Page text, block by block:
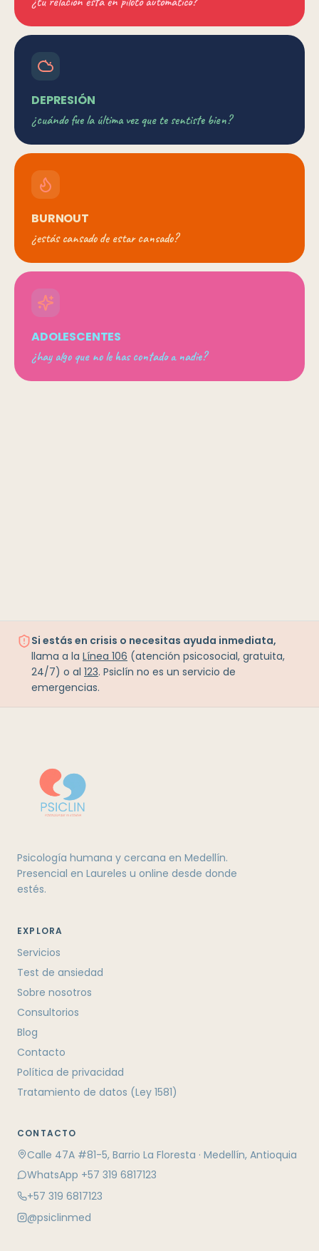
DEPRESIÓN
¿cuándo fue la última vez que te sentiste bien?
BURNOUT
¿estás cansado de estar cansado?
ADOLESCENTES
¿hay algo que no le has contado a nadie?
Si estás en crisis o necesitas ayuda inmediata,
llama a la Línea 106 (atención psicosocial, gratuita,
24/7) o al 123. Psiclín no es un servicio de
emergencias.
Psicología humana y cercana en Medellín.
Presencial en Laureles u online desde donde
estés.
EXPLORA
Servicios
Test de ansiedad
Sobre nosotros
Consultorios
Blog
Contacto
Política de privacidad
Tratamiento de datos (Ley 1581)
CONTACTO
Calle 47A #81-5, Barrio La Floresta · Medellín, Antioquia
WhatsApp +57 319 6817123
+57 319 6817123
@psiclinmed